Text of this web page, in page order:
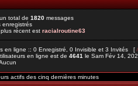
total de1820messages
enregistrés
plus récent estracialroutine63
en ligne :: 0 Enregistré, 0 Invisible et 3 Invités [
en ligne est de4641le Sam Fév 14,
actifs des cinq dernières minutes